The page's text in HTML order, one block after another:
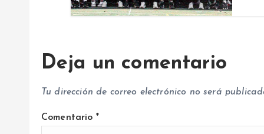
a
d
Deja un comentario
Tu dirección de correo electrónico no será
Comentario *